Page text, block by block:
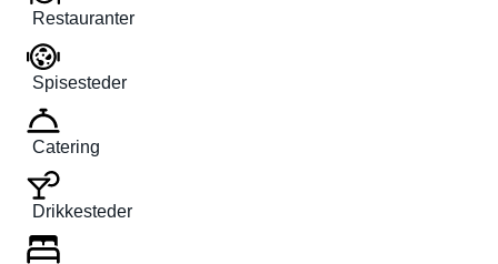
Restauranter
Spisesteder
Catering
Drikkesteder